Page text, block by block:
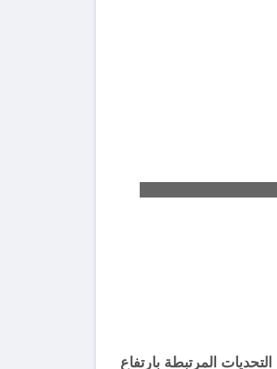
الجاري، رغم التحديات المرتبطة بارتفاع